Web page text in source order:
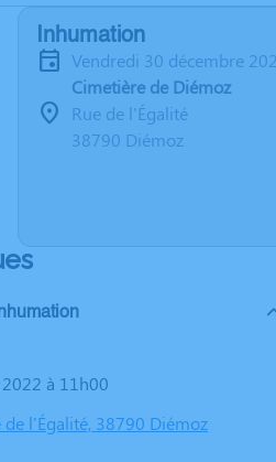
Inhumation
vendredi 30 décembre
Cimetière de Diémoz
Rue de l'Égalité
38790 Diémoz
Inhumation
2022 à 11h00
de l'Égalité, 38790 Diémoz